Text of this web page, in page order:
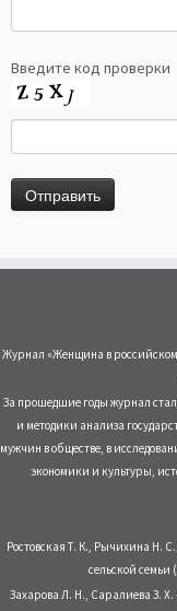
Введите код проверки
Журнал «Женщина в российском
За прошедшие годы журнал
и методики анализа
мужчин в обществе, в
экономики и культуры,
Ростовская Т. К., Рычихина Н.
сельской семьи
Захарова Л. Н., Саралиева З.